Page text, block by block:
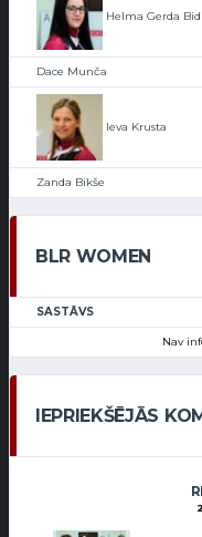
Helma Gerda
Dace Munča
Ieva Krusta
Zanda Bikše
BLR WOMEN
SASTĀVS
Nav
IEPRIEKŠĒJĀS